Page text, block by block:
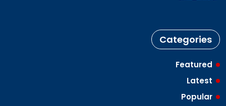
Categories
Featured
Latest
Popular